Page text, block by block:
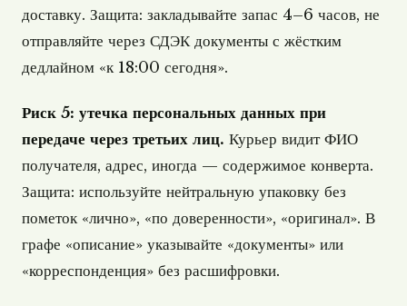
доставку. Защита: закладывайте запас 4–6 часов, не
отправляйте через СДЭК документы с жёстким
дедлайном «к 18:00 сегодня».
Риск 5: утечка персональных данных при
передаче через третьих лиц. Курьер видит ФИО
получателя, адрес, иногда — содержимое конверта.
Защита: используйте нейтральную упаковку без
пометок «лично», «по доверенности», «оригинал». В
графе «описание» указывайте «документы» или
«корреспонденция» без расшифровки.